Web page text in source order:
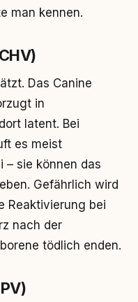
man kennen.
Das Canine
in
latent. Bei
es meist
– sie können das
Gefährlich wird
Reaktivierung bei
nach der
tödlich enden.